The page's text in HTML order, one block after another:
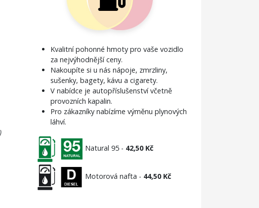
Kvalitní pohonné hmoty pro vaše vozidlo
za nejvýhodnější ceny.
Nakoupíte si u nás nápoje, zmrzliny,
sušenky, bagety, kávu a cigarety.
V nabídce je autopříslušenství včetně
provozních kapalin.
Pro zákazníky nabízíme výměnu plynových
láhví.
Natural 95 - 42,50 Kč
Motorová nafta - 44,50Kč